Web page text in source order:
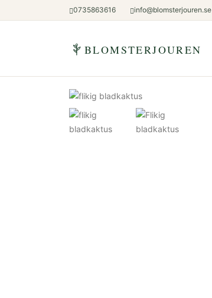
0735863616 info@blomsterjouren.se
BLOMSTERJOUREN